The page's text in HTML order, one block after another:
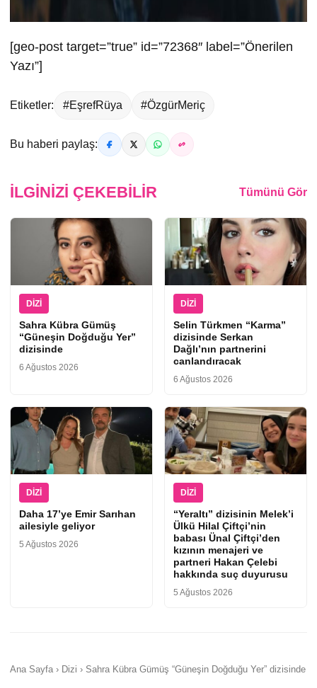
[geo-post target=”true” id=”72368″ label=”Önerilen
Yazı”]
Etiketler: #EşrefRüya #ÖzgürMeriç
Bu haberi paylaş:
İLGINIZI ÇEKEBILIR Tümünü Gör
DIZI
Sahra Kübra Gümüş
“Güneşin Doğduğu Yer”
dizisinde
6 Ağustos 2026
DIZI
Selin Türkmen “Karma”
dizisinde Serkan
Dağlı’nın partnerini
canlandıracak
6 Ağustos 2026
DIZI
Daha 17’ye Emir Sarıhan
ailesiyle geliyor
5 Ağustos 2026
DIZI
“Yeraltı” dizisinin Melek’i
Ülkü Hilal Çiftçi’nin
babası Ünal Çiftçi’den
kızının menajeri ve
partneri Hakan Çelebi
hakkında suç duyurusu
5 Ağustos 2026
Ana Sayfa › Dizi › Sahra Kübra Gümüş “Güneşin Doğduğu Yer” dizisinde